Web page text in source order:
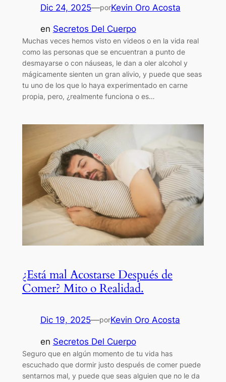
Dic 24, 2025—porKevin Oro Acosta
en Secretos Del Cuerpo
Muchas veces hemos visto en videos o en la vida real
como las personas que se encuentran a punto de
desmayarse o con náuseas, le dan a oler alcohol y
mágicamente sienten un gran alivio, y puede que seas
tu uno de los que lo haya experimentado en carne
propia, pero, ¿realmente funciona o es…
¿Está mal Acostarse Después de
Comer? Mito o Realidad.
Dic 19, 2025—porKevin Oro Acosta
en Secretos Del Cuerpo
Seguro que en algún momento de tu vida has
escuchado que dormir justo después de comer puede
sentarnos mal, y puede que seas alguien que no le da